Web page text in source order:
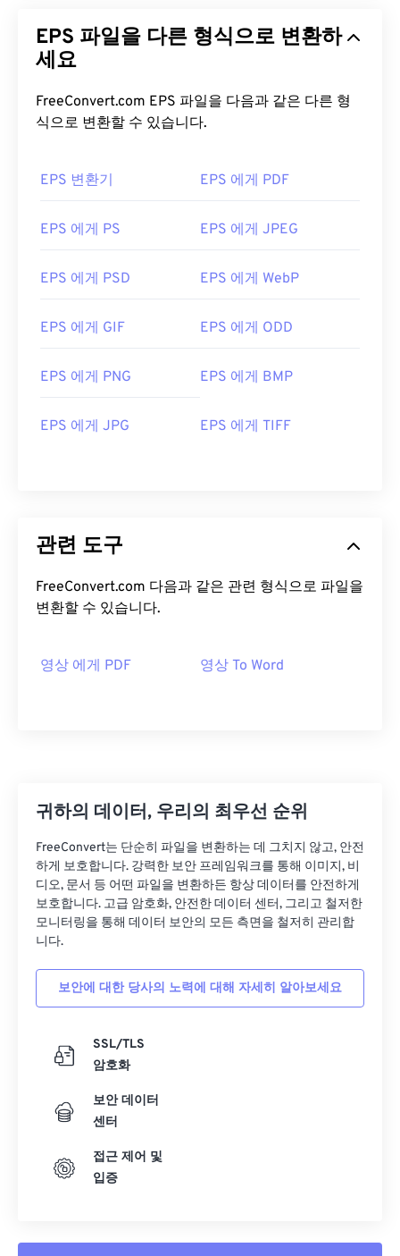
EPS 파일을 다른 형식으로 변환하
세요
FreeConvert.com EPS 파일을 다음과 같은 다른 형
식으로 변환할 수 있습니다.
EPS 변환기 EPS 에게 PDF
EPS 에게 PS EPS 에게 JPEG
EPS 에게 PSD EPS 에게 WebP
EPS 에게 GIF EPS 에게 ODD
EPS 에게 PNG EPS 에게 BMP
EPS 에게 JPG EPS 에게 TIFF
관련 도구
FreeConvert.com 다음과 같은 관련 형식으로 파일을
변환할 수 있습니다.
영상 에게 PDF 영상 To Word
귀하의 데이터, 우리의 최우선 순위
FreeConvert는 단순히 파일을 변환하는 데 그치지 않고, 안전
하게 보호합니다. 강력한 보안 프레임워크를 통해 이미지, 비
디오, 문서 등 어떤 파일을 변환하든 항상 데이터를 안전하게
보호합니다. 고급 암호화, 안전한 데이터 센터, 그리고 철저한
모니터링을 통해 데이터 보안의 모든 측면을 철저히 관리합
니다.
보안에 대한 당사의 노력에 대해 자세히 알아보세요
SSL/TLS
암호화
보안 데이터
센터
접근 제어 및
입증